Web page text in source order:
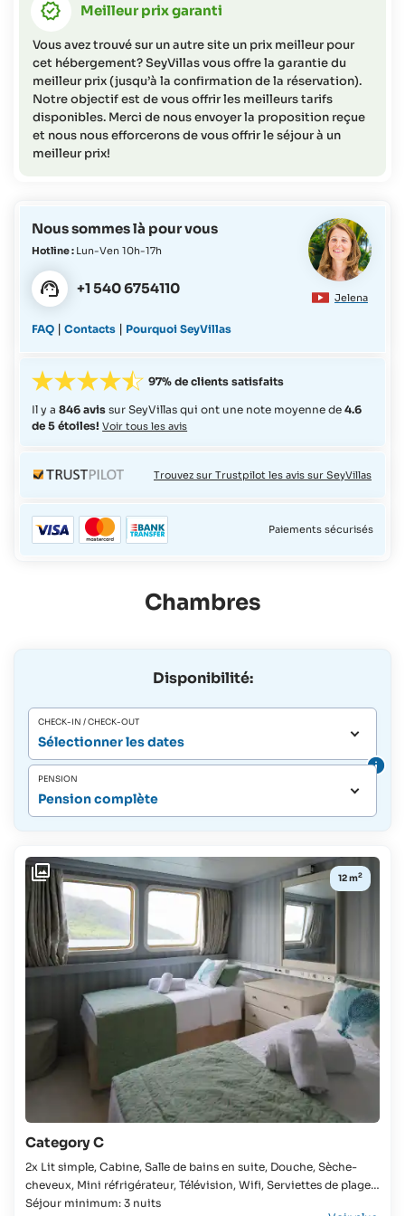
89-60 jours avant l'arrivée = frais d'annulation
correspondant à 35% du coût total
59- 45 jours avant l'arrivée = frais d'annulation
correspondant à 50% du coût total
44-0 jours avant l'arrivée = frais d'annulation
correspondant à 95% du coût total
Meilleur prix garanti
Vous avez trouvé sur un autre site un prix meilleur pour
cet hébergement? SeyVillas vous offre la garantie du
meilleur prix (jusqu’à la confirmation de la réservation).
Notre objectif est de vous offrir les meilleurs tarifs
disponibles. Merci de nous envoyer la proposition reçue
et nous nous efforcerons de vous offrir le séjour à un
meilleur prix!
Jelena
Nous sommes là pour vous
Hotline : Lun-Ven 10h-17h
+1 540 6754110
FAQ |Contacts | Pourquoi SeyVillas
97% de clients satisfaits
Il y a846 avissur SeyVillas qui ont une note moyenne de4.6
de 5 étoiles! Voir tous les avis
Trouvez sur Trustpilot les avis sur SeyVillas
Paiements sécurisés
Chambres
Disponibilité:
CHECK-IN / CHECK-OUT
Sélectionner les dates
PENSION
Pension complète
Category C
12 m2
2x Lit simple, Cabine, Salle de bains en suite, Douche, Sèche-
cheveux, Mini réfrigérateur, Télévision, Wifi, Serviettes de plage,
Coffre-fort, Frais de port et de mouillage, Climatisation, Les
Séjour minimum: 3 nuits